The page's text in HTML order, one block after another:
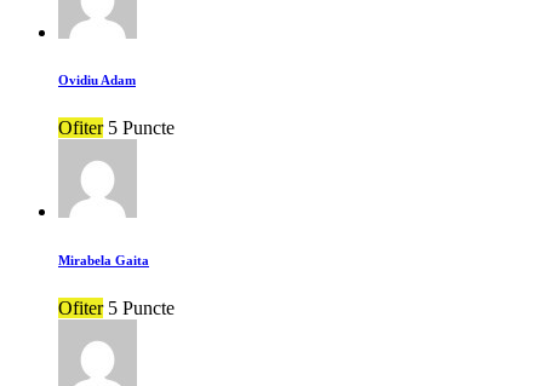
Ovidiu Adam
Ofiter 5 Puncte
Mirabela Gaita
Ofiter 5 Puncte